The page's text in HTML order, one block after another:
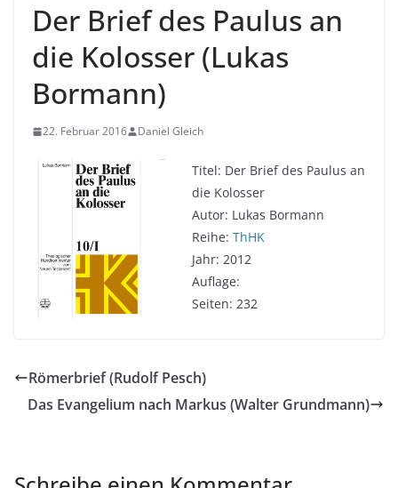
Der Brief des Paulus an
die Kolosser (Lukas
Bormann)
22. Februar 2016 Daniel Gleich
Titel: Der Brief des Paulus an
die Kolosser
Autor: Lukas Bormann
Reihe: ThHK
Jahr: 2012
Auflage:
Seiten: 232
Römerbrief (Rudolf Pesch)
Das Evangelium nach Markus (Walter Grundmann)